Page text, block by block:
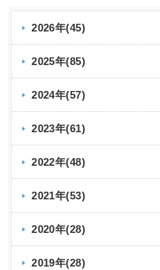
2026年(45)
2025年(85)
2024年(57)
2023年(61)
2022年(48)
2021年(53)
2020年(28)
2019年(28)